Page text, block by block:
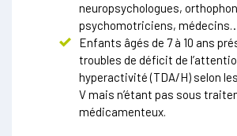
neuropsychologues,
psychomotriciens,
Enfants âgés de 7 à 10 ans
troubles de déficit de
hyperactivité (TDA/H) selon
V mais n’étant pas sous
médicamenteux.